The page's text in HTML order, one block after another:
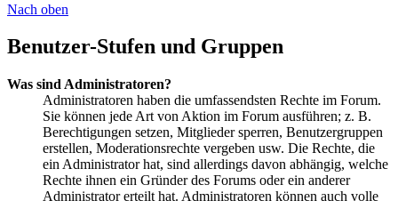
Nach oben
Benutzer-Stufen und Gruppen
Was sind Administratoren?
Administratoren haben die umfassendsten Rechte im Forum.
Sie können jede Art von Aktion im Forum ausführen; z. B.
Berechtigungen setzen, Mitglieder sperren, Benutzergruppen
erstellen, Moderationsrechte vergeben usw. Die Rechte, die
ein Administrator hat, sind allerdings davon abhängig, welche
Rechte ihnen ein Gründer des Forums oder ein anderer
Administrator erteilt hat. Administratoren können auch volle